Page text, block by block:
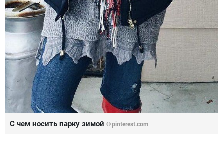
С чем носить парку зимой © pinterest.com